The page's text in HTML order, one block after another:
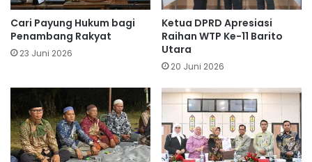
Cari Payung Hukum bagi
Penambang Rakyat
23 Juni 2026
Ketua DPRD Apresiasi
Raihan WTP Ke-11 Barito
Utara
20 Juni 2026